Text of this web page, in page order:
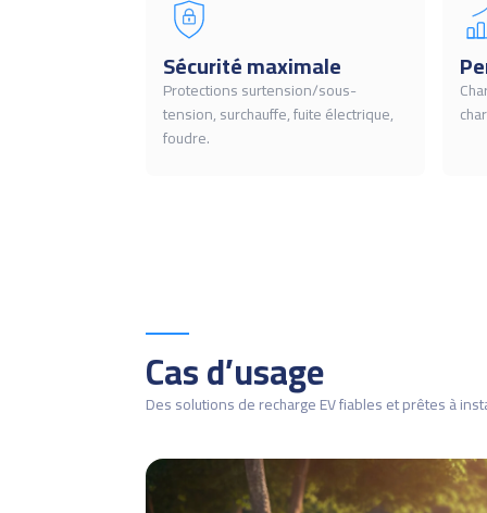
Sécurité maximale
Protections surtension/sous-
tension, surchauffe, fuite électrique,
foudre.
Cas d’usage
Des solutions de recharge EV fiables et prêtes à